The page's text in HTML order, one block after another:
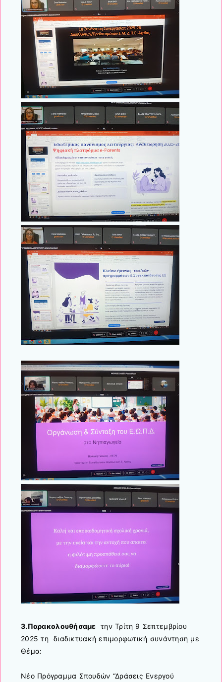
3.Παρακολουθήσαμε την Τρίτη 9 Σεπτεμβρίου
2025 τη διαδικτυακή επιμορφωτική συνάντηση με
Θέμα:
Νέο Πρόγραμμα Σπουδών “Δράσεις Ενεργού